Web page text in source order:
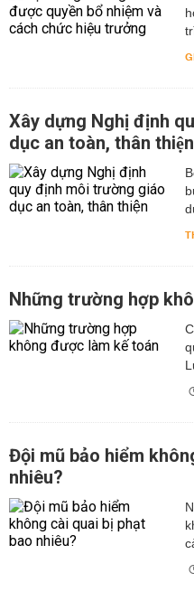
Xây dựng Nghị định
dục an toàn, thân thiện
Những trường hợp
Đội mũ bảo hiểm
nhiêu?